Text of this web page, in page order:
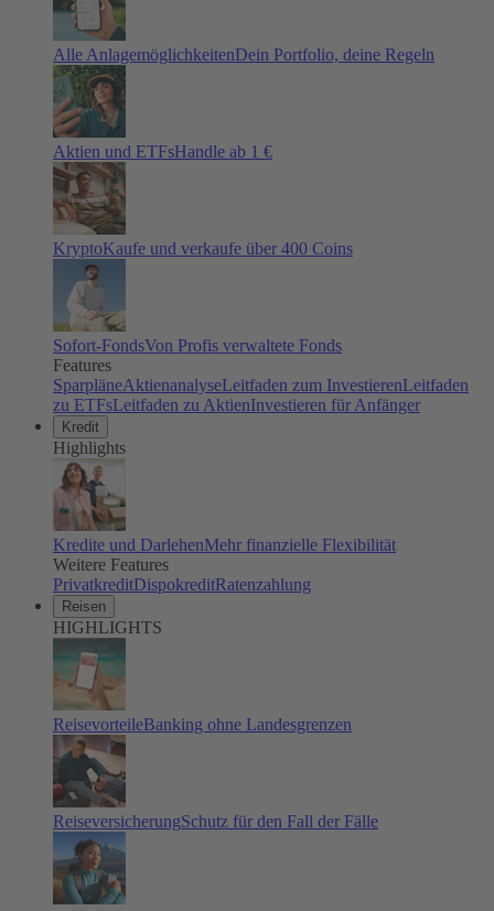
Alle AnlagemöglichkeitenDein Portfolio, deine Regeln
Aktien und ETFsHandle ab 1 €
KryptoKaufe und verkaufe über 400 Coins
Sofort-FondsVon Profis verwaltete Fonds
Features
SparpläneAktienanalyseLeitfaden zum InvestierenLeitfaden
zu ETFsLeitfaden zu AktienInvestieren für Anfänger
Kredit
Highlights
Kredite und DarlehenMehr finanzielle Flexibilität
Weitere Features
PrivatkreditDispokreditRatenzahlung
Reisen
HIGHLIGHTS
ReisevorteileBanking ohne Landesgrenzen
ReiseversicherungSchutz für den Fall der Fälle